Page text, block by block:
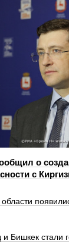
о
с
Бишкек стали